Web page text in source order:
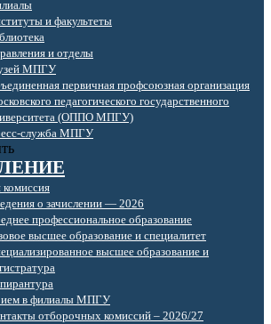
и факультеты
и отделы
МПГУ
первичная профсоюзная организация
педагогического государственного
(ОППО МПГУ)
служба МПГУ
о зачислении — 2026
профессиональное образование
высшее образование и специалитет
высшее образование и
в филиалы МПГУ
отборочных комиссий – 2026/27